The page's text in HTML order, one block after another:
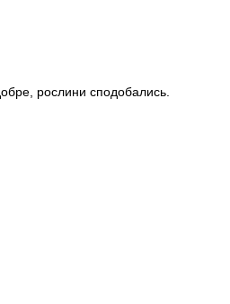
рослини сподобались.